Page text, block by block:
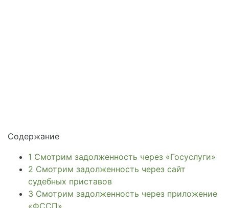
Содержание
1 Смотрим задолженность через «Госуслуги»
2 Смотрим задолженность через сайт
судебных приставов
3 Смотрим задолженность через приложение
«ФССП»